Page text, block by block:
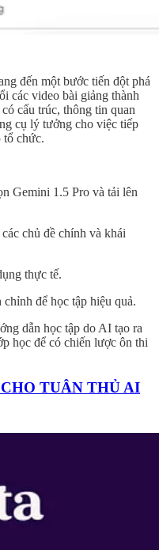
đến một bước tiến đột phá
các video bài giảng thành
cấu trúc, thông tin quan
cụ lý tưởng cho việc tiếp
tổ chức.
Gemini 1.5 Pro và tải lên
chủ đề chính và khái
thực tế.
để học tập hiệu quả.
dẫn học tập do AI tạo ra
học để có chiến lược ôn thi
TUÂN THỦ AI